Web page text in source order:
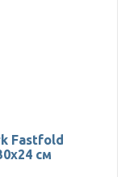
Fastfold
см